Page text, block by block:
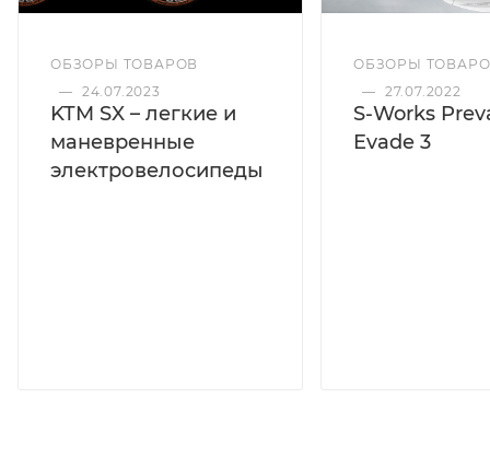
ОБЗОРЫ ТОВАРОВ
— 24.07.2023
KTM SX – легкие и
маневренные
электровелосипеды
ОБЗОРЫ
— 27.07.2022
S-Works
Evade 3